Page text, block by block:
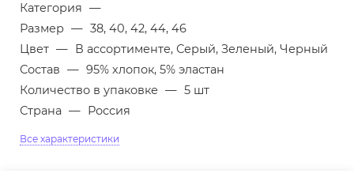
Категория —
Размер — 38, 40, 42, 44, 46
Цвет — В ассортименте, Серый, Зеленый, Черный
Состав — 95% хлопок, 5% эластан
Количество в упаковке — 5 шт
Страна — Россия
Все характеристики